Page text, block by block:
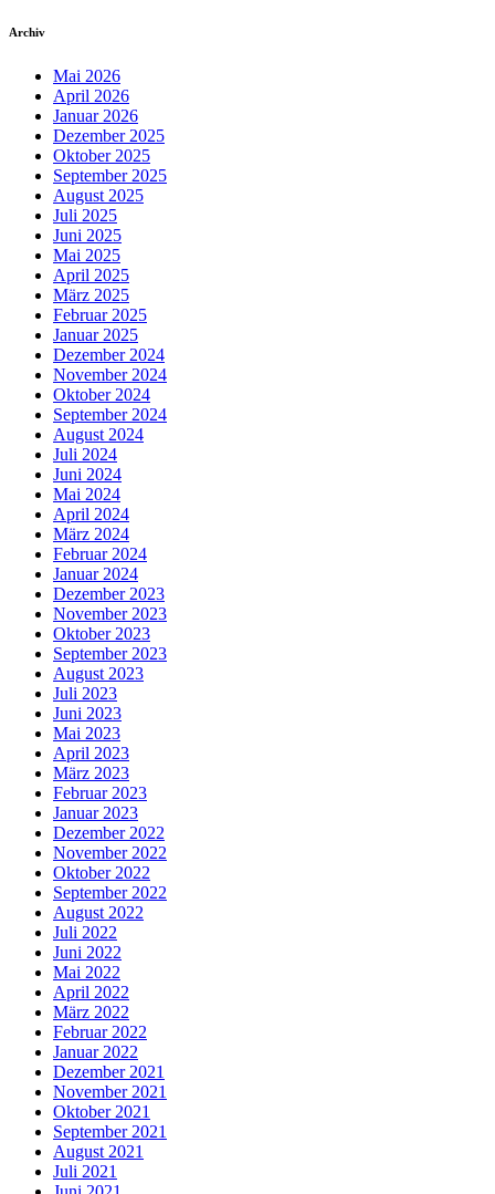
Archiv
Mai 2026
April 2026
Januar 2026
Dezember 2025
Oktober 2025
September 2025
August 2025
Juli 2025
Juni 2025
Mai 2025
April 2025
März 2025
Februar 2025
Januar 2025
Dezember 2024
November 2024
Oktober 2024
September 2024
August 2024
Juli 2024
Juni 2024
Mai 2024
April 2024
März 2024
Februar 2024
Januar 2024
Dezember 2023
November 2023
Oktober 2023
September 2023
August 2023
Juli 2023
Juni 2023
Mai 2023
April 2023
März 2023
Februar 2023
Januar 2023
Dezember 2022
November 2022
Oktober 2022
September 2022
August 2022
Juli 2022
Juni 2022
Mai 2022
April 2022
März 2022
Februar 2022
Januar 2022
Dezember 2021
November 2021
Oktober 2021
September 2021
August 2021
Juli 2021